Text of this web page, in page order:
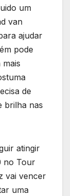
um
van
ajudar
pode
de
brilha nas
atingir
no Tour
vai vencer
uma